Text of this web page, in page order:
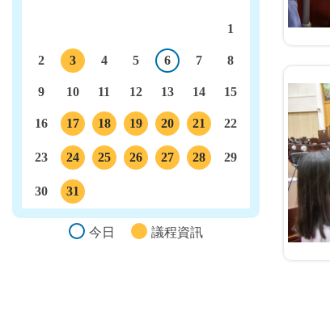
1
2
3
4 5
6
7 8
9 10 11 12 13 14 15
16
17
議程
18
議程
19
議程
20
議程
21
議程
22
23
24
議程
25
26
27
28
29
30
31
今日
議程資訊